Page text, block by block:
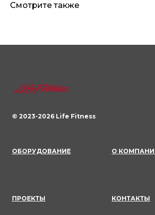
Смотрите также
© 2023-2026 Life Fitness
ОБОРУДОВАНИЕ О
ПРОЕКТЫ КОНТАКТЫ